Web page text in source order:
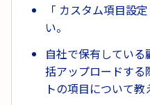
「 カスタム項目設
い。
自社で保有してい
括アップロードする
トの項目について教